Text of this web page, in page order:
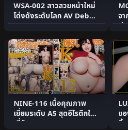
WSA-002 สาวสวยหน้าใหม่
โด่งดังระดับโลก AV Debut
Aiyo Zao
จ
พุ่ง
NINE-116 เนื้อคุณภาพ
เยี่ยมระดับ A5 สุดอีโรติกใน
ญี่ปุ่น! สาวสวยสุดเ.
ข
ยิ้